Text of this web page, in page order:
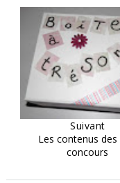
Suivant
Les contenus
concours